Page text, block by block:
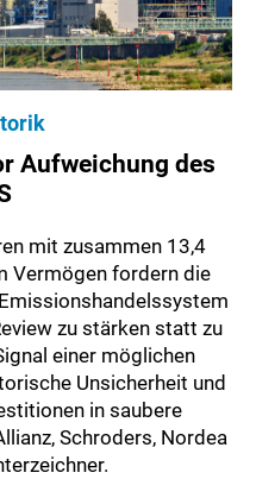
Aufweichung des
mit zusammen 13,4
Vermögen fordern die
zu stärken statt zu
einer möglichen
Unsicherheit und
in saubere
Schroders, Nordea